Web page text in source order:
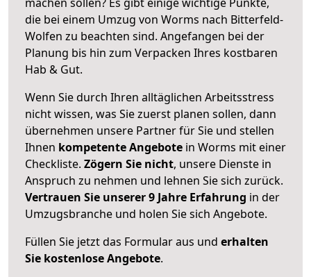
die bei einem Umzug von Worms nach Bitterfeld-
Wolfen zu beachten sind. Angefangen bei der
Planung bis hin zum Verpacken Ihres kostbaren
Hab & Gut.
Wenn Sie durch Ihren alltäglichen Arbeitsstress
nicht wissen, was Sie zuerst planen sollen, dann
übernehmen unsere Partner für Sie und stellen
Ihnen kompetente Angebote in Worms mit einer
Checkliste. Zögern Sie nicht, unsere Dienste in
Anspruch zu nehmen und lehnen Sie sich zurück.
Vertrauen Sie unserer 9 Jahre Erfahrung in der
Umzugsbranche und holen Sie sich Angebote.
Füllen Sie jetzt das Formular aus und erhalten
Sie kostenlose Angebote.